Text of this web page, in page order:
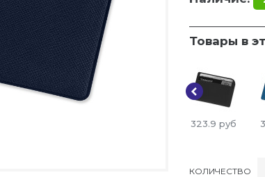
Товары в
323.9 руб
КОЛИЧЕСТВО